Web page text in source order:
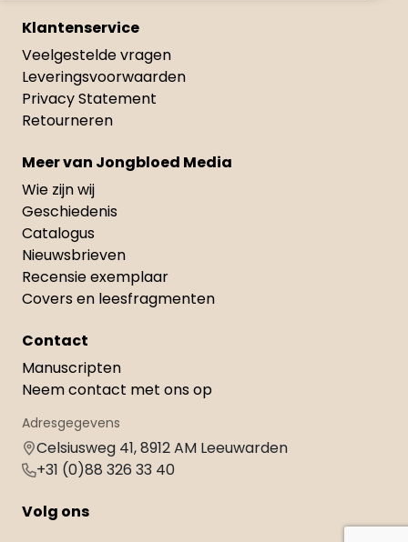
Klantenservice
Veelgestelde vragen
Leveringsvoorwaarden
Privacy Statement
Retourneren
Meer van Jongbloed Media
Wie zijn wij
Geschiedenis
Catalogus
Nieuwsbrieven
Recensie exemplaar
Covers en leesfragmenten
Contact
Manuscripten
Neem contact met ons op
Adresgegevens
Celsiusweg 41, 8912 AM Leeuwarden
+31 (0)88 326 33 40
Volg ons